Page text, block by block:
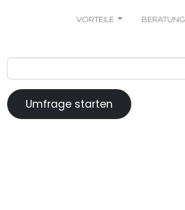
VORTEILE BERATUNG
Umfrage starten